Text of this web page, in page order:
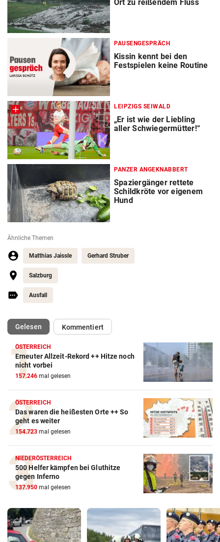
Ort zu reißendem Fluss
PAUSENGESPRÄCH
Kissin kennt bei den
Festspielen keine Routine
LEIPZIGS SEIWALD
„Er ist wie der Liebling
aller Schwiegermütter!“
PANZER ANGEKNABBERT
Spaziergänger rettete
Schildkröte vor eigenem
Hund
Ähnliche Themen
Matthias Jaissle Gerhard Struber
Salzburg
Ausfall
Gelesen(ausgewählt)Kommentiert
ÖSTERREICH
Erneuter Allzeit-Rekord ++ Hitze noch
nicht vorbei
157.246 mal gelesen
ÖSTERREICH
Das waren die heißesten Orte ++ So
geht es weiter
154.723 mal gelesen
NIEDERÖSTERREICH
500 Helfer kämpfen bei Gluthitze
gegen Inferno
137.950 mal gelesen